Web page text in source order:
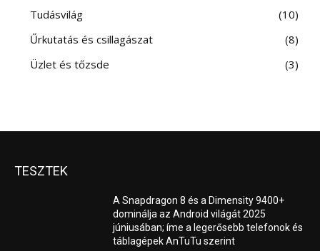
Tudásvilág
10
Űrkutatás és csillagászat
8
Üzlet és tőzsde
3
TESZTEK
A Snapdragon 8 és a Dimensity 9400+
dominálja az Android világát 2025
júniusában; íme a legerősebb telefonok és
táblagépek AnTuTu szerint